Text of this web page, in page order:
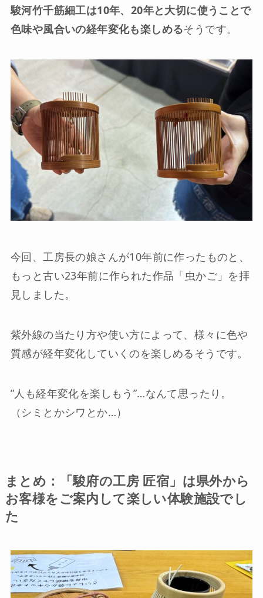
駿河竹千筋細工は10年、20年と大切に使うことで
色味や風合いの経年変化も楽しめるそうです。
今回、工房長の娘さんが10年前に作ったものと、
もっと古い23年前に作られた作品「虫かご」を拝
見しました。
紫外線の当たり方や使い方によって、様々に色や
質感が経年変化していくのを楽しめるそうです。
”人も経年変化を楽しもう”…なんて思ったり。
（シミとかシワとか…）
まとめ：「駿府の工房 匠宿」は県外から
お客様をご案内して楽しい体験施設でし
た